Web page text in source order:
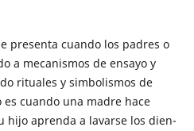
presenta cuando los padres o
a mecanismos de ensayo y
rituales y simbolismos de
cuando una madre hace
hijo aprenda a lavarse los dien-